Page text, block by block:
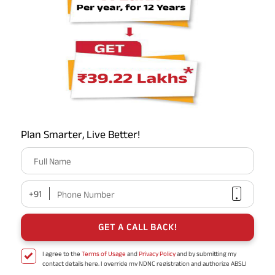
Plan Smarter, Live Better!
Full Name
+91 Phone Number
GET A CALL BACK!
I agree to the Terms of Usage andPrivacy Policyand by submitting my
contact details here, I override my NDNC registration and authorize ABSLI
Don’t forgot to share helpful information in
टीम एबीएसएलआई
16 फंड
राइडर्स लाभ
आप प्राप्त कर सकते हैं:
₹4,54,5589
दें:
₹2,40,000